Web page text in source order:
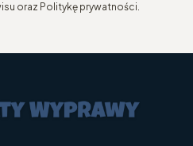
oraz Politykę prywatności.